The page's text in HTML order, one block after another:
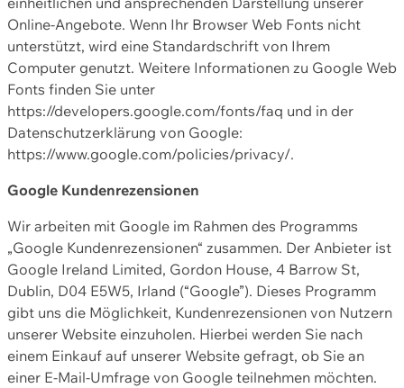
Online-Angebote. Wenn Ihr Browser Web Fonts nicht
unterstützt, wird eine Standardschrift von Ihrem
Computer genutzt. Weitere Informationen zu Google Web
Fonts finden Sie unter
https://developers.google.com/fonts/faq und in der
Datenschutzerklärung von Google:
https://www.google.com/policies/privacy/.
Google Kundenrezensionen
Wir arbeiten mit Google im Rahmen des Programms
„Google Kundenrezensionen“ zusammen. Der Anbieter ist
Google Ireland Limited, Gordon House, 4 Barrow St,
Dublin, D04 E5W5, Irland (“Google”). Dieses Programm
gibt uns die Möglichkeit, Kundenrezensionen von Nutzern
unserer Website einzuholen. Hierbei werden Sie nach
einem Einkauf auf unserer Website gefragt, ob Sie an
einer E-Mail-Umfrage von Google teilnehmen möchten.